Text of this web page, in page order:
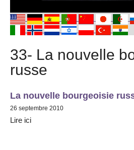
33- La nouvelle
russe
La nouvelle bourgeoisie
26 septembre 2010
Lire ici